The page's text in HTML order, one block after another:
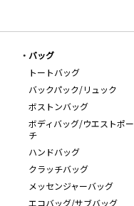
バッグ
トートバッグ
バックパック/リュック
ボストンバッグ
ボディバッグ/ウエストポー
チ
ハンドバッグ
クラッチバッグ
メッセンジャーバッグ
エコバッグ/サブバッグ